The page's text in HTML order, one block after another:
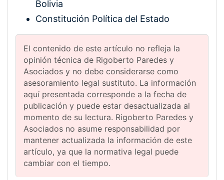
Bolivia
Constitución Política del Estado
El contenido de este artículo no refleja la
opinión técnica de Rigoberto Paredes y
Asociados y no debe considerarse como
asesoramiento legal sustituto. La información
aquí presentada corresponde a la fecha de
publicación y puede estar desactualizada al
momento de su lectura. Rigoberto Paredes y
Asociados no asume responsabilidad por
mantener actualizada la información de este
artículo, ya que la normativa legal puede
cambiar con el tiempo.